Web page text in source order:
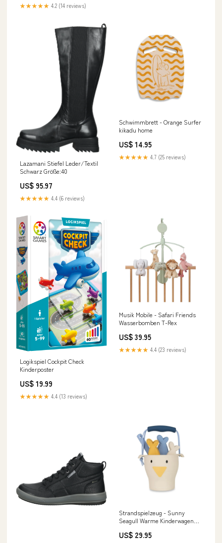
★★★★★ 4.2 (14 reviews)
Lazamani Stiefel Leder/Textil
Schwarz Größe:40
US$ 95.97
★★★★★ 4.4 (6 reviews)
Schwimmbrett - Orange Surfer
kikadu home
US$ 14.95
★★★★★ 4.7 (25 reviews)
Logikspiel Cockpit Check
Kinderposter
US$ 19.99
★★★★★ 4.4 (13 reviews)
Musik Mobile - Safari Friends
Wasserbomben T-Rex
US$ 39.95
★★★★★ 4.4 (23 reviews)
Strandspielzeug - Sunny
Seagull Warme Kinderwagen
US$ 29.95